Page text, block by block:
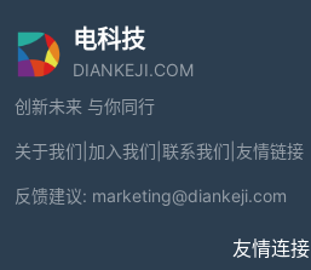
电科技
DIANKEJI.COM
创新未来 与你同行
关于我们 加入我们 联系我们 友情链接
反馈建议: marketing@diankeji.com
友情连接